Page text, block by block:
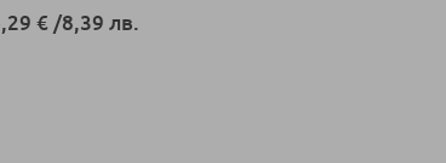
€ /8,39 лв.